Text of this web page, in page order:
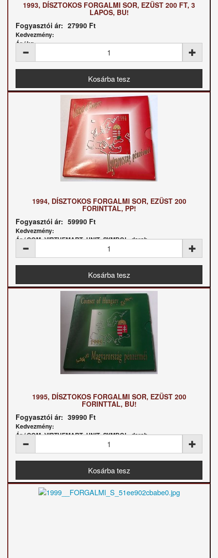
1993, DÍSZTOKOS FORGALMI SOR, EZÜST 200 FT, 3
LAPOS, BU!
Fogyasztói ár: 27990 Ft
Kedvezmény:
Ár / kg:
1994, DÍSZTOKOS FORGALMI SOR, EZÜST 200
FORINTTAL, PP!
Fogyasztói ár: 59990 Ft
Kedvezmény:
Ár / COM_VIRTUEMART_UNIT_SYMBOL_darab:
1995, DÍSZTOKOS FORGALMI SOR, EZÜST 200
FORINTTAL, BU!
Fogyasztói ár: 39990 Ft
Kedvezmény:
Ár / COM_VIRTUEMART_UNIT_SYMBOL_darab: